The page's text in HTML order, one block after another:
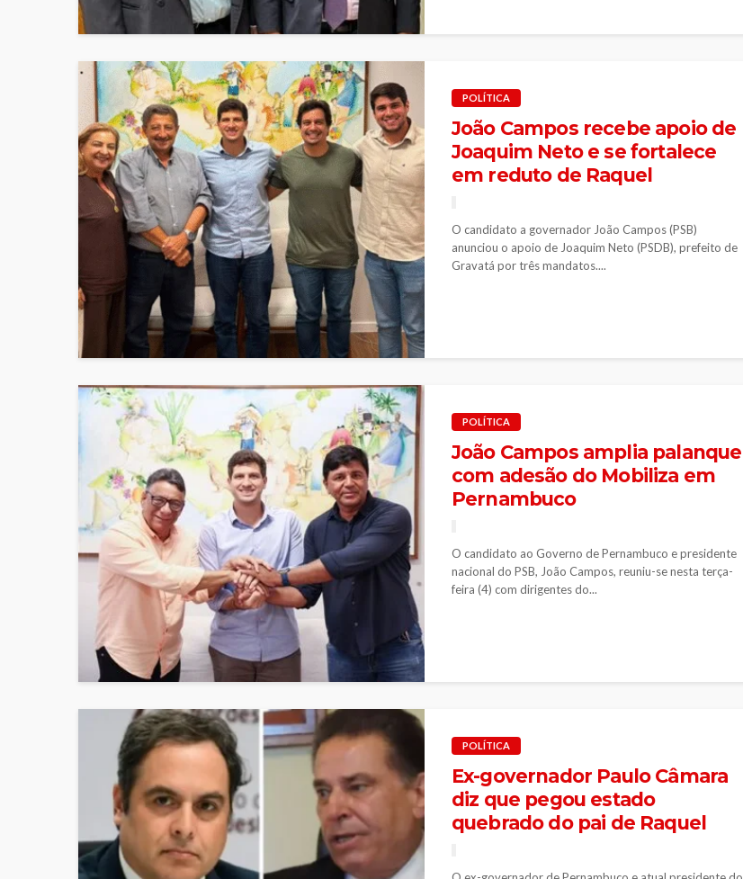
POLÍTICA
João Campos recebe apoio de
Joaquim Neto e se fortalece
em reduto de Raquel
O candidato a governador João Campos (PSB)
anunciou o apoio de Joaquim Neto (PSDB), prefeito de
Gravatá por três mandatos....
POLÍTICA
João Campos amplia palanque
com adesão do Mobiliza em
Pernambuco
O candidato ao Governo de Pernambuco e presidente
nacional do PSB, João Campos, reuniu-se nesta terça-
feira (4) com dirigentes do...
POLÍTICA
Ex-governador Paulo Câmara
diz que pegou estado
quebrado do pai de Raquel